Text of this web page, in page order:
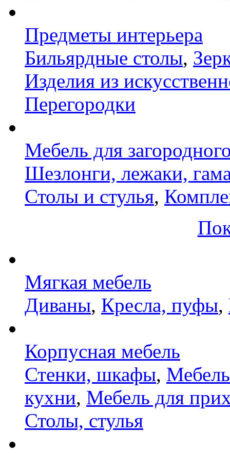
Предметы интерьера
Бильярдные столы,
Изделия из
Перегородки
Мебель для
Шезлонги, лежаки,
Столы и стулья,
Мягкая мебель
Диваны, Кресла, пуфы,
Корпусная мебель
Стенки, шкафы,
кухни, Мебель для
Столы, стулья